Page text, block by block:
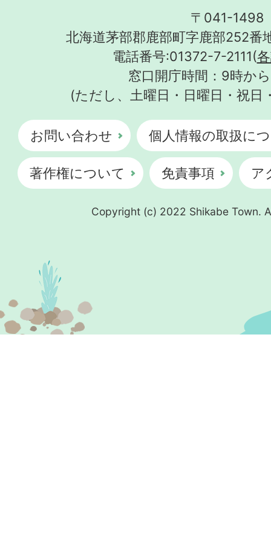
〒041-1498
北海道茅部郡鹿部町字鹿部252番
電話番号:01372-7-2111(
窓口開庁時間：9時か
(ただし、土曜日・日曜日・祝日
お問い合わせ 個人情報の取扱に
著作権について 免責事項 ア
Copyright (c) 2022 Shikabe Town.